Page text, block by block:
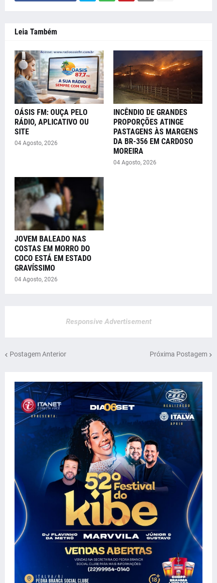
Leia Também
OÁSIS FM: OUÇA PELO
RÁDIO, APLICATIVO OU
SITE
04 Agosto, 2026
INCÊNDIO DE GRANDES
PROPORÇÕES ATINGE
PASTAGENS ÀS MARGENS
DA BR-356 EM CARDOSO
MOREIRA
04 Agosto, 2026
JOVEM BALEADO NAS
COSTAS EM MORRO DO
COCO ESTÁ EM ESTADO
GRAVÍSSIMO
04 Agosto, 2026
Responsive Advertisement
Postagem Anterior Próxima Postagem